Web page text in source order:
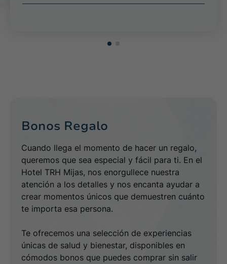
Bonos Regalo
Cuando llega el momento de hacer un regalo,
queremos que sea especial y fácil para ti. En el
Hotel TRH Mijas, nos enorgullece nuestra
atención a los detalles y nos encanta ayudar a
crear momentos únicos que demuestren cuánto
te importa esa persona.
Te ofrecemos una selección de experiencias
únicas de salud y bienestar, disponibles en
cómodos bonos que puedes comprar sin salir